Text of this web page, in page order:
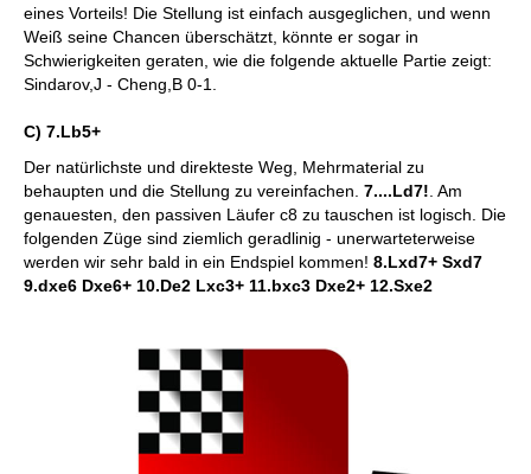
eines Vorteils! Die Stellung ist einfach ausgeglichen, und wenn
Weiß seine Chancen überschätzt, könnte er sogar in
Schwierigkeiten geraten, wie die folgende aktuelle Partie zeigt:
Sindarov,J - Cheng,B 0-1.
C) 7.Lb5+
Der natürlichste und direkteste Weg, Mehrmaterial zu
behaupten und die Stellung zu vereinfachen. 7....Ld7! . Am
genauesten, den passiven Läufer c8 zu tauschen ist logisch. Die
folgenden Züge sind ziemlich geradlinig - unerwarteterweise
werden wir sehr bald in ein Endspiel kommen! 8.Lxd7+ Sxd7
9.dxe6 Dxe6+ 10.De2 Lxc3+ 11.bxc3 Dxe2+ 12.Sxe2